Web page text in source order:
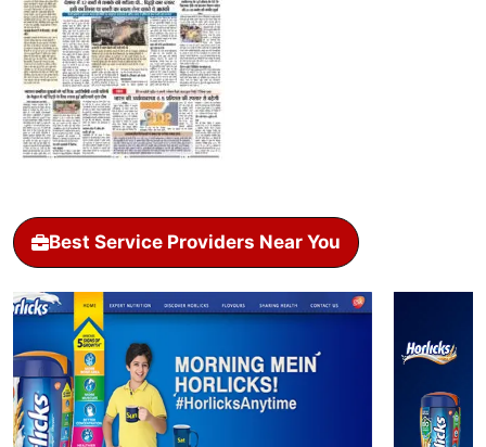
Best Service Providers Near You